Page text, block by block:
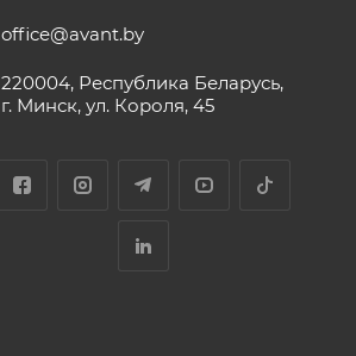
office@avant.by
220004, Республика Беларусь,
г. Минск, ул. Короля, 45